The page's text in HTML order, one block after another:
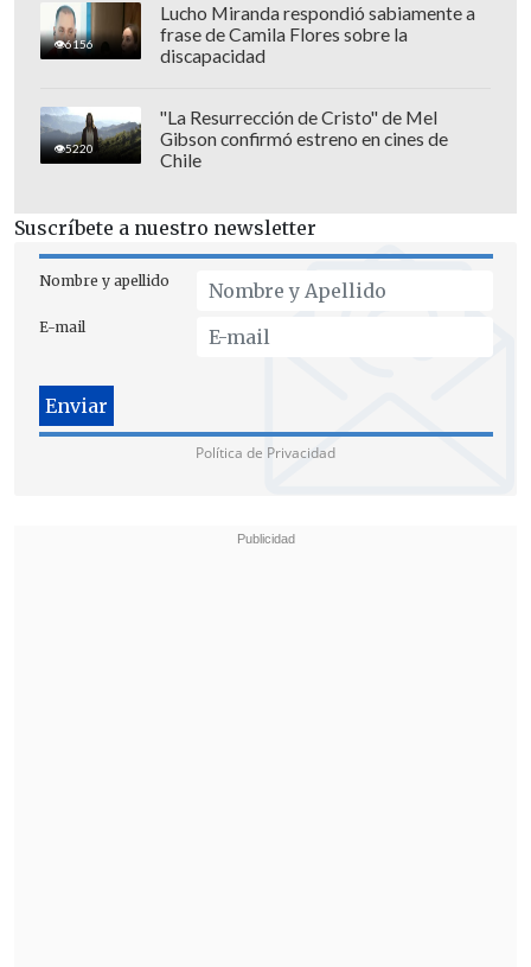
Bajo esta línea, el magnate agregó: "Es
un gran jugador, y creo que es un gran
estupenda
, así que les deseo mucha
suerte", sorprendiendo con al elogiar a la
apoyara públicamente a los candidatos
demócratas en período de elecciones,
Trump ha arremetido públicamente en
Sin ir más lejos, el jefe de estado publicó
en Truth Social hace unos meses:
desde que dije 'ODIO A TAYLOR SWIFT',
6156
Lucho Miranda respondió sabiamente a
frase de Camila Flores sobre la
discapacidad
5220
"La Resurrección de Cristo" de Mel
Gibson confirmó estreno en cines de
Chile
Suscríbete a nuestro newsletter
Nombre y apellido
E-mail
Política de Privacidad